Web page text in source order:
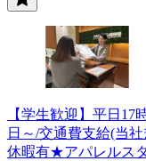
【学生歓迎】平日
日～/交通費支給(当
休暇有★アパレルス